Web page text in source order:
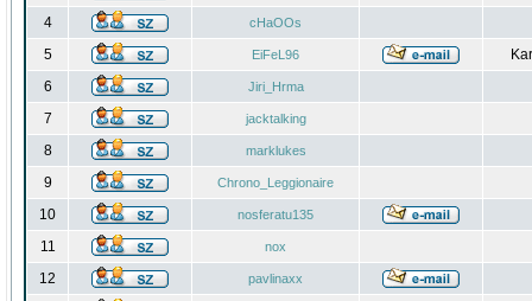
4 cHaOOs
5 EiFeL96
6
Jiri_Hrma
7 jacktalking
8 marklukes
9 Chrono_Leggionaire
10 nosferatu135
11 nox
12 pavlinaxx